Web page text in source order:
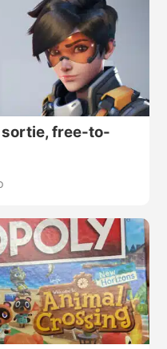
sortie, free-to-